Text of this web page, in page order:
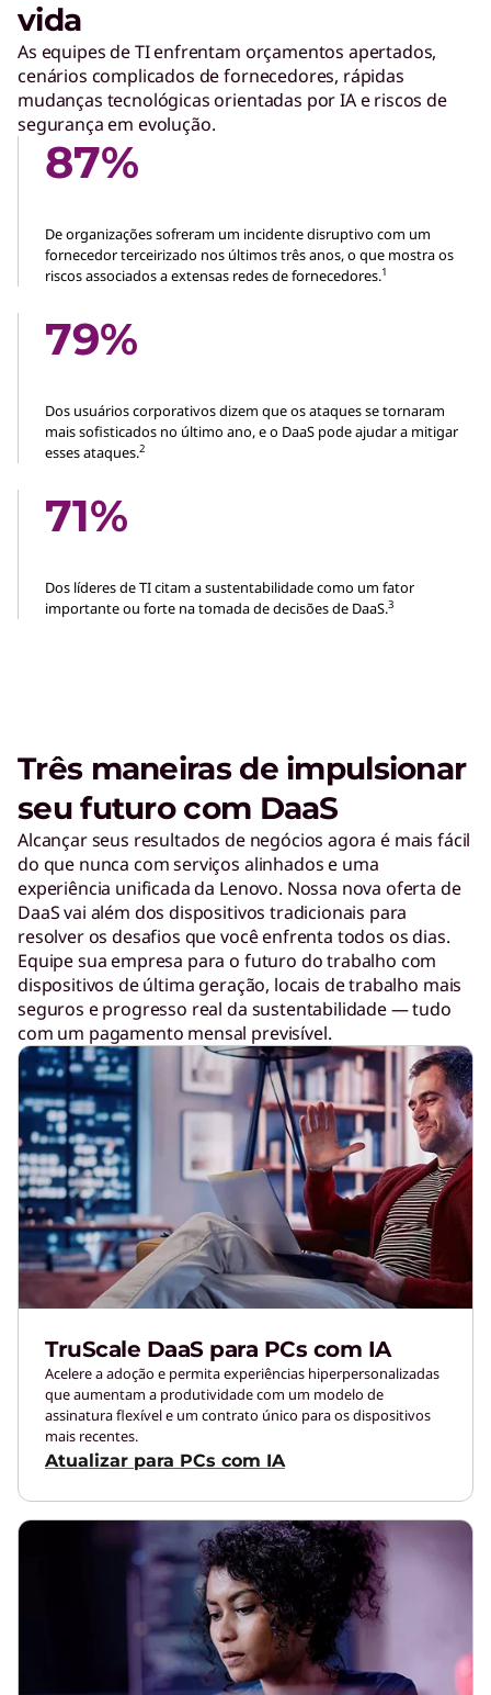
vida
As equipes de TI enfrentam orçamentos apertados,
cenários complicados de fornecedores, rápidas
mudanças tecnológicas orientadas por IA e riscos de
segurança em evolução.
87%
De organizações sofreram um incidente disruptivo com um
fornecedor terceirizado nos últimos três anos, o que mostra os
riscos associados a extensas redes de fornecedores.1
79%
Dos usuários corporativos dizem que os ataques se tornaram
mais sofisticados no último ano, e o DaaS pode ajudar a mitigar
esses ataques.2
71%
Dos líderes de TI citam a sustentabilidade como um fator
importante ou forte na tomada de decisões de DaaS.3
Três maneiras de impulsionar
seu futuro com DaaS
Alcançar seus resultados de negócios agora é mais fácil
do que nunca com serviços alinhados e uma
experiência unificada da Lenovo. Nossa nova oferta de
DaaS vai além dos dispositivos tradicionais para
resolver os desafios que você enfrenta todos os dias.
Equipe sua empresa para o futuro do trabalho com
dispositivos de última geração, locais de trabalho mais
seguros e progresso real da sustentabilidade — tudo
com um pagamento mensal previsível.
TruScale DaaS para PCs com IA
Acelere a adoção e permita experiências hiperpersonalizadas
que aumentam a produtividade com um modelo de
assinatura flexível e um contrato único para os dispositivos
mais recentes.
Atualizar para PCs com IA